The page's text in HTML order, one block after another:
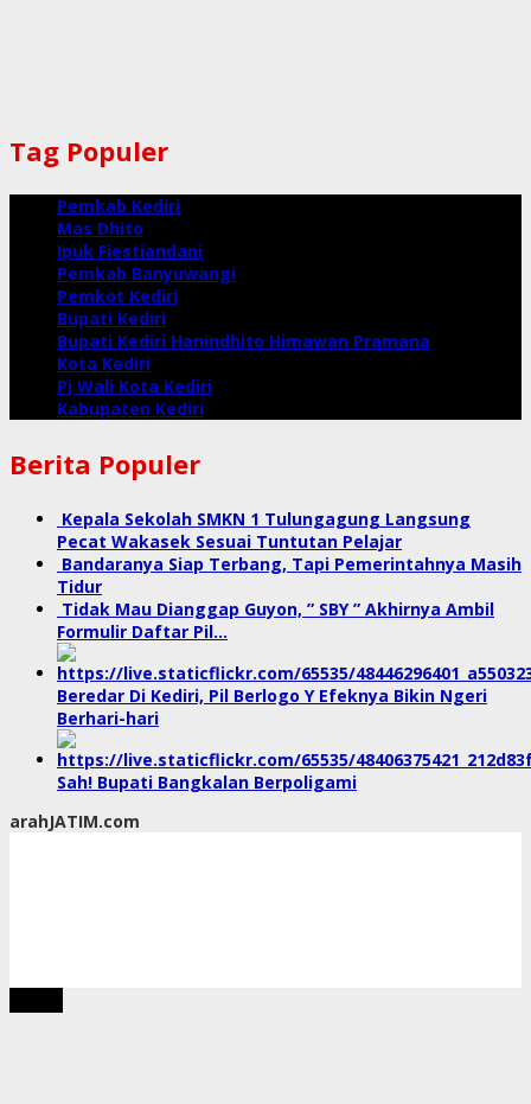
Tag Populer
Pemkab Kediri
Mas Dhito
Ipuk Fiestiandani
Pemkab Banyuwangi
Pemkot Kediri
Bupati Kediri
Bupati Kediri Hanindhito Himawan Pramana
Kota Kediri
Pj Wali Kota Kediri
Kabupaten Kediri
Berita Populer
Kepala Sekolah SMKN 1 Tulungagung Langsung
Pecat Wakasek Sesuai Tuntutan Pelajar
Bandaranya Siap Terbang, Tapi Pemerintahnya Masih
Tidur
Tidak Mau Dianggap Guyon, ” SBY ” Akhirnya Ambil
Formulir Daftar Pil…
Beredar Di Kediri, Pil Berlogo Y Efeknya Bikin Ngeri
Berhari-hari
Sah! Bupati Bangkalan Berpoligami
arahJATIM.com